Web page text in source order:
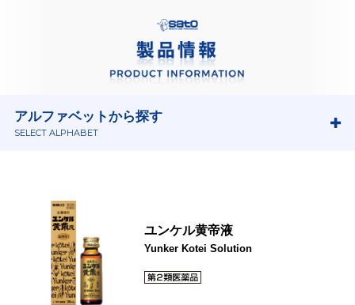
アルファベットから探す
SELECT ALPHABET
ユンケル黄帝液
Yunker Kotei Solution